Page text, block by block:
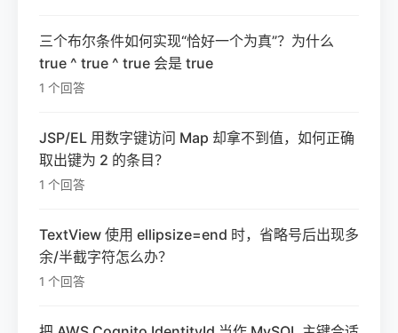
三个布尔条件如何实现“恰好一个为真”？为什么
true ^ true ^ true 会是 true
1 个回答
JSP/EL 用数字键访问 Map 却拿不到值，如何正确
取出键为 2 的条目？
1 个回答
TextView 使用 ellipsize=end 时，省略号后出现多
余/半截字符怎么办？
1 个回答